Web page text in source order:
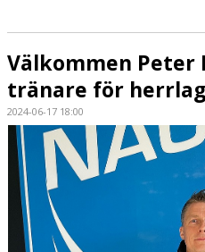
Välkommen Peter
tränare för
2024-06-17 18:00